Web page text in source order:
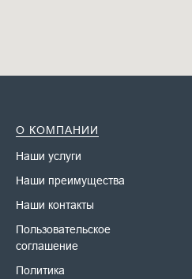
О КОМПАНИИ
Наши услуги
Наши преимущества
Наши контакты
Пользовательское
соглашение
Политика